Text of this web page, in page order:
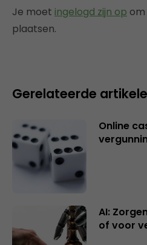
Je moet ingelogd zijn op
plaatsen.
Gerelateerde
Online
AI:
of voor